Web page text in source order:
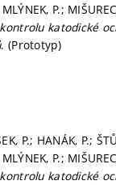
P.;
katodické
. (Prototyp)
P.; HANÁK, P.;
P.;
katodické